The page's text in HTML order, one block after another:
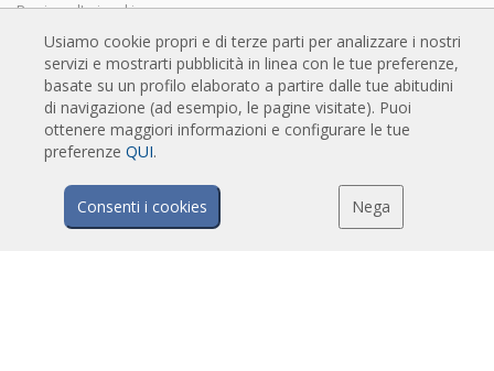
Barriere d'aria ad incasso
Barriere d'aria personalizzabili e di design
Barriere d'aria industriali e per celle frigo
Barriere d'aria su misura e per porte girevoli
Barriere d'aria anti-insetto
Barriere d'aria in pompa di calore ed a risparmio energetico
Barriere a lama d'aria con sistema di sanificazione e disinfezione
Barriere d'aria economiche
Usiamo cookie propri e di terze parti per analizzare i nostri
servizi e mostrarti pubblicità in linea con le tue preferenze,
basate su un profilo elaborato a partire dalle tue abitudini
di navigazione (ad esempio, le pagine visitate). Puoi
ottenere maggiori informazioni e configurare le tue
preferenze QUI.
Consenti i cookies Nega